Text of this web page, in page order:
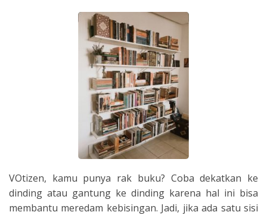
VOtizen, kamu punya rak buku? Coba dekatkan ke
dinding atau gantung ke dinding karena hal ini bisa
membantu meredam kebisingan. Jadi, jika ada satu sisi